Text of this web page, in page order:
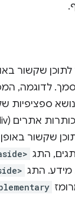
לתוכן שקשור
לדוגמה,
שקשור
התג
מידע. התג